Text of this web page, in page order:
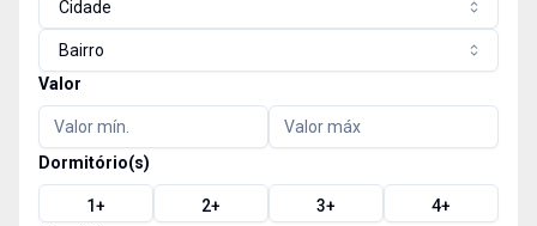
Cidade
Bairro
Valor
Dormitório(s)
1+ 2+ 3+ 4+